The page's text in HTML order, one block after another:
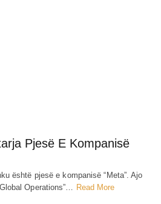
Pjesë E Kompanisë
është pjesë e kompanisë “Meta”. Ajo
Operations”… Read More